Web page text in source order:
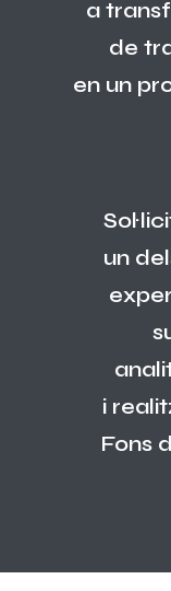
a
de
en un
un
i
Fons